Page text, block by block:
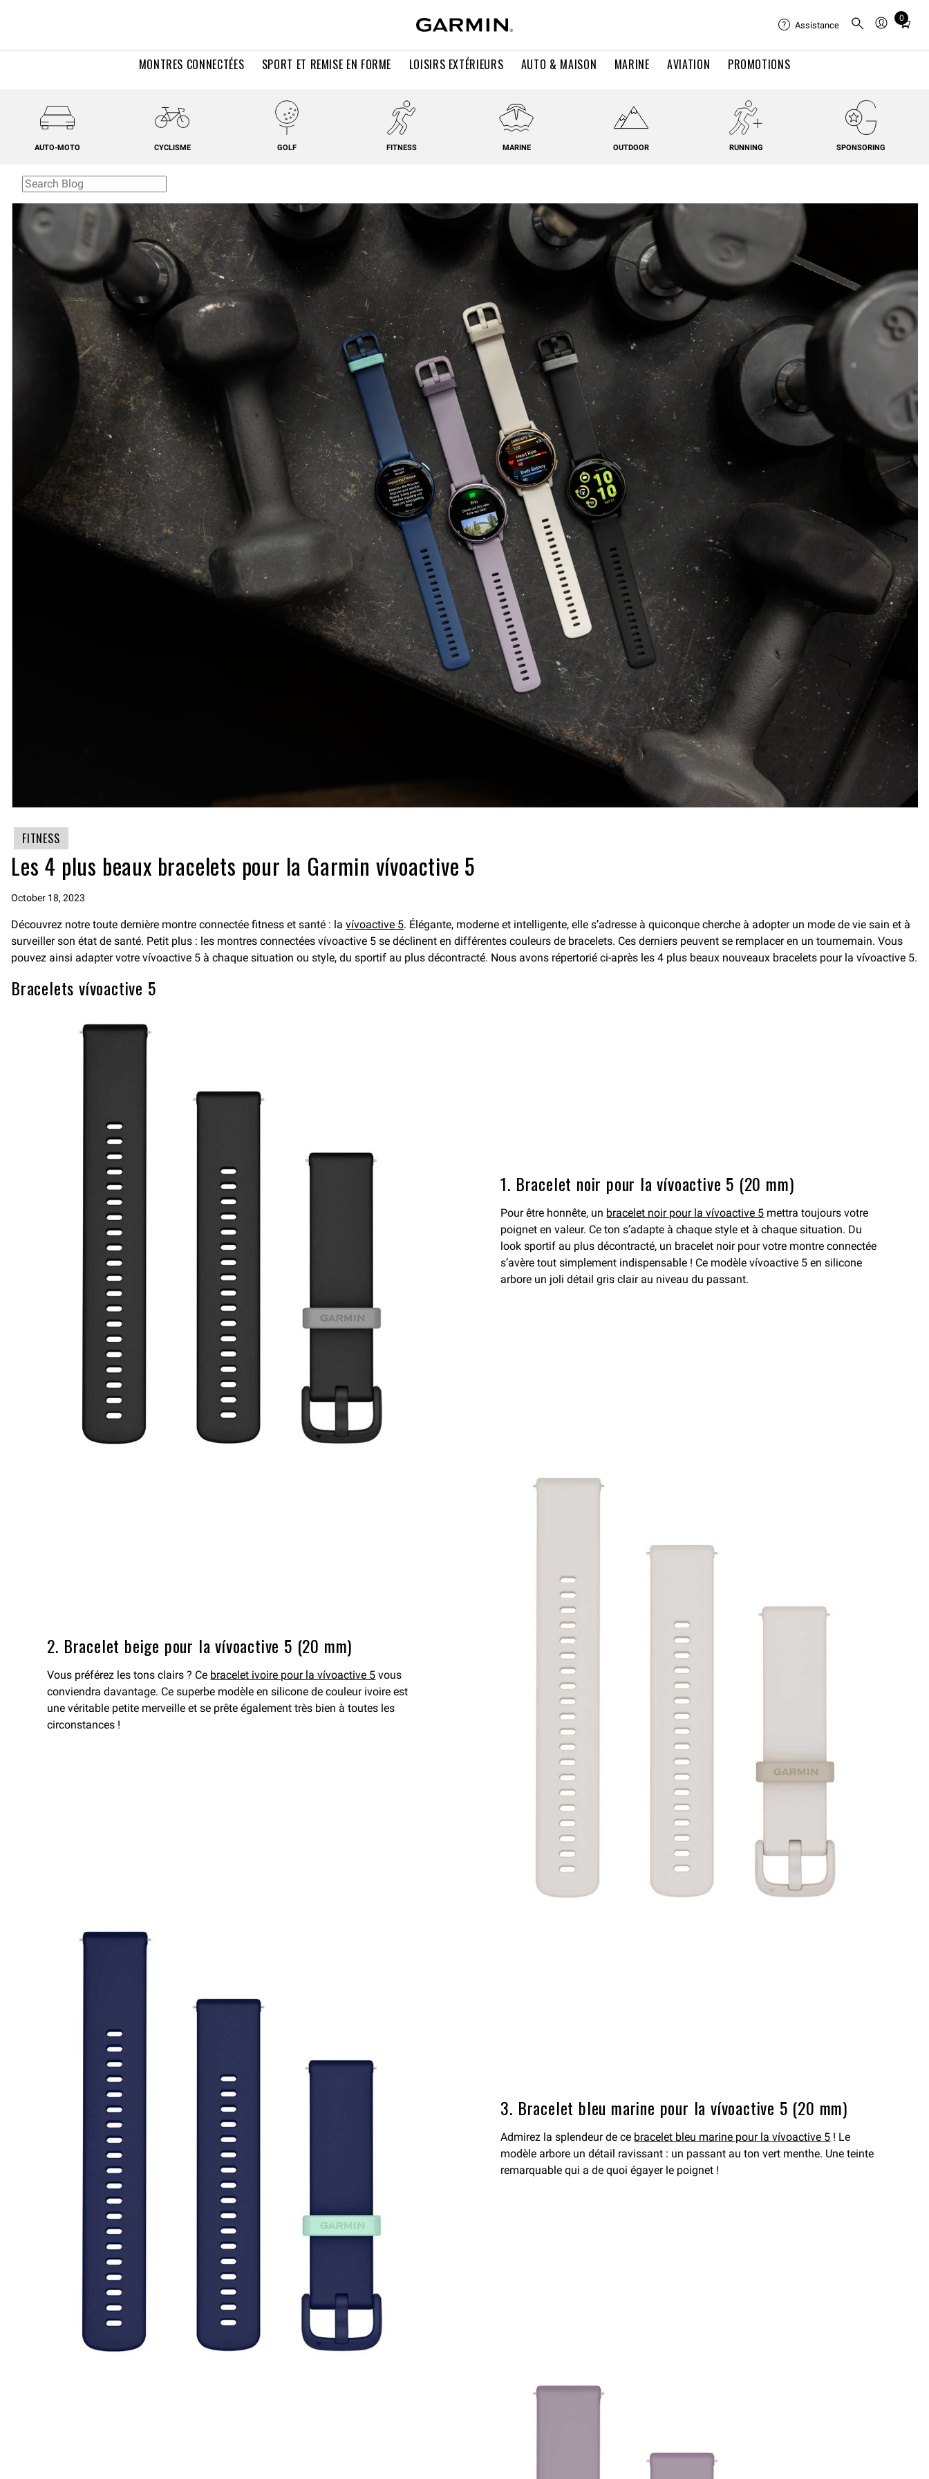
MONTRES CONNECTÉES SPORT ET REMISE EN FORME LOISIRS EXTÉRIEURS AUTO & MAISON MARINE AVIATION PROMOTIONS
Assistance
0
Total
in
AUTO-MOTO CYCLISME GOLF FITNESS MARINE OUTDOOR RUNNING SPONSORING
FITNESS
Les 4 plus beaux bracelets pour la Garmin vívoactive 5
October 18, 2023
Découvrez notre toute dernière montre connectée fitness et santé : la vívoactive 5. Élégante, moderne et intelligente, elle s’adresse à quiconque cherche à adopter un mode de vie sain et à
surveiller son état de santé. Petit plus : les montres connectées vívoactive 5 se déclinent en différentes couleurs de bracelets. Ces derniers peuvent se remplacer en un tournemain. Vous
pouvez ainsi adapter votre vívoactive 5 à chaque situation ou style, du sportif au plus décontracté. Nous avons répertorié ci-après les 4 plus beaux nouveaux bracelets pour la vívoactive 5.
Bracelets vívoactive 5
1. Bracelet noir pour la vívoactive 5 (20 mm)
Pour être honnête, un bracelet noir pour la vívoactive 5 mettra toujours votre
poignet en valeur. Ce ton s’adapte à chaque style et à chaque situation. Du
look sportif au plus décontracté, un bracelet noir pour votre montre connectée
s’avère tout simplement indispensable ! Ce modèle vívoactive 5 en silicone
arbore un joli détail gris clair au niveau du passant.
2. Bracelet beige pour la vívoactive 5 (20 mm)
Vous préférez les tons clairs ? Ce bracelet ivoire pour la vívoactive 5 vous
conviendra davantage. Ce superbe modèle en silicone de couleur ivoire est
une véritable petite merveille et se prête également très bien à toutes les
circonstances !
3. Bracelet bleu marine pour la vívoactive 5 (20 mm)
Admirez la splendeur de ce bracelet bleu marine pour la vívoactive 5 ! Le
modèle arbore un détail ravissant : un passant au ton vert menthe. Une teinte
remarquable qui a de quoi égayer le poignet !